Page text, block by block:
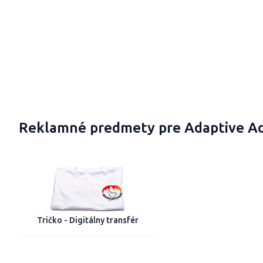
Reklamné predmety pre Adaptive
Tričko - Digitálny transfér